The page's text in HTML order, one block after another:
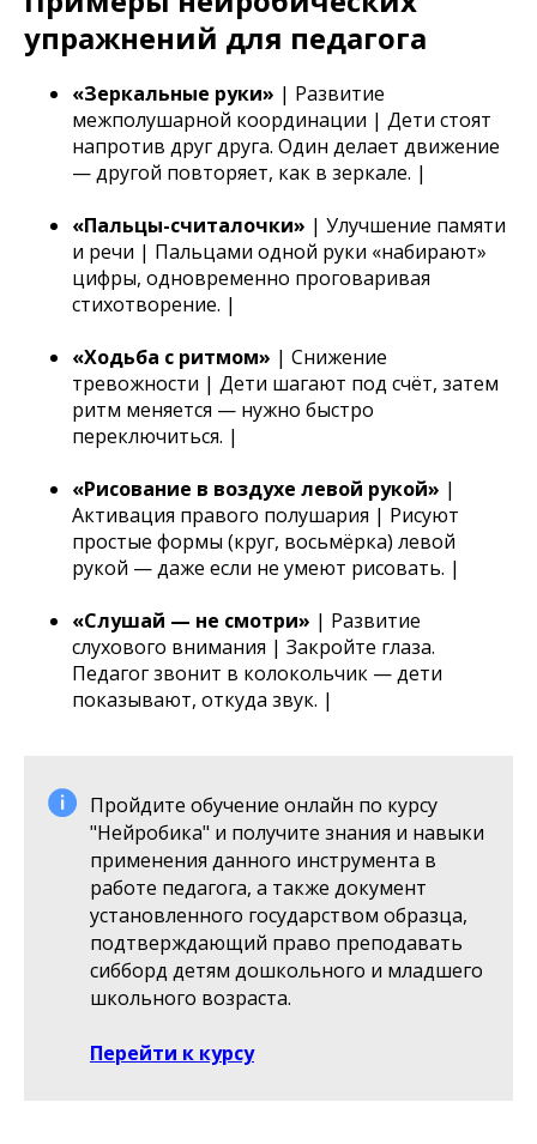
упражнений для педагога
«Зеркальные руки» | Развитие
межполушарной координации | Дети стоят
напротив друг друга. Один делает движение
— другой повторяет, как в зеркале. |
«Пальцы-считалочки» | Улучшение памяти
и речи | Пальцами одной руки «набирают»
цифры, одновременно проговаривая
стихотворение. |
«Ходьба с ритмом» | Снижение
тревожности | Дети шагают под счёт, затем
ритм меняется — нужно быстро
переключиться. |
«Рисование в воздухе левой рукой» |
Активация правого полушария | Рисуют
простые формы (круг, восьмёрка) левой
рукой — даже если не умеют рисовать. |
«Слушай — не смотри» | Развитие
слухового внимания | Закройте глаза.
Педагог звонит в колокольчик — дети
показывают, откуда звук. |
Пройдите обучение онлайн по курсу
"Нейробика" и получите знания и навыки
применения данного инструмента в
работе педагога, а также документ
установленного государством образца,
подтверждающий право преподавать
сибборд детям дошкольного и младшего
школьного возраста.
Перейти к курсу